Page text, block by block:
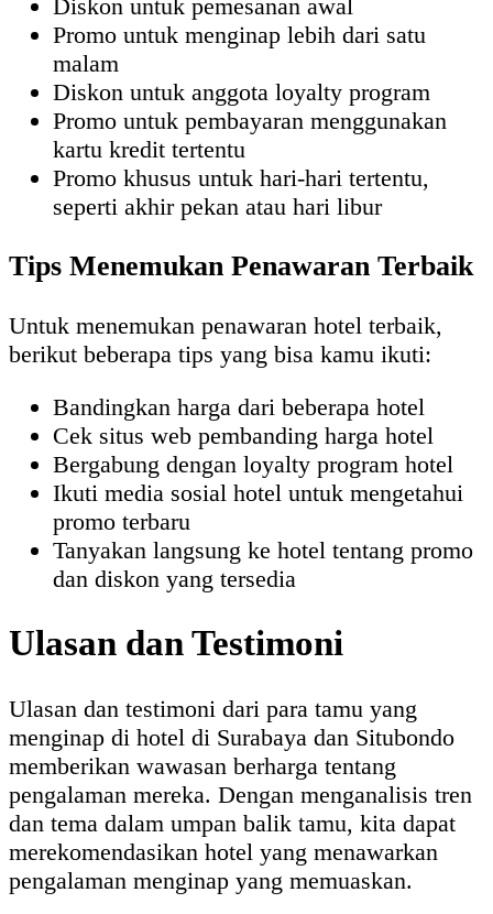
Diskon untuk pemesanan awal
Promo untuk menginap lebih dari satu
malam
Diskon untuk anggota loyalty program
Promo untuk pembayaran menggunakan
kartu kredit tertentu
Promo khusus untuk hari-hari tertentu,
seperti akhir pekan atau hari libur
Tips Menemukan Penawaran Terbaik
Untuk menemukan penawaran hotel terbaik,
berikut beberapa tips yang bisa kamu ikuti:
Bandingkan harga dari beberapa hotel
Cek situs web pembanding harga hotel
Bergabung dengan loyalty program hotel
Ikuti media sosial hotel untuk mengetahui
promo terbaru
Tanyakan langsung ke hotel tentang promo
dan diskon yang tersedia
Ulasan dan Testimoni
Ulasan dan testimoni dari para tamu yang
menginap di hotel di Surabaya dan Situbondo
memberikan wawasan berharga tentang
pengalaman mereka. Dengan menganalisis tren
dan tema dalam umpan balik tamu, kita dapat
merekomendasikan hotel yang menawarkan
pengalaman menginap yang memuaskan.